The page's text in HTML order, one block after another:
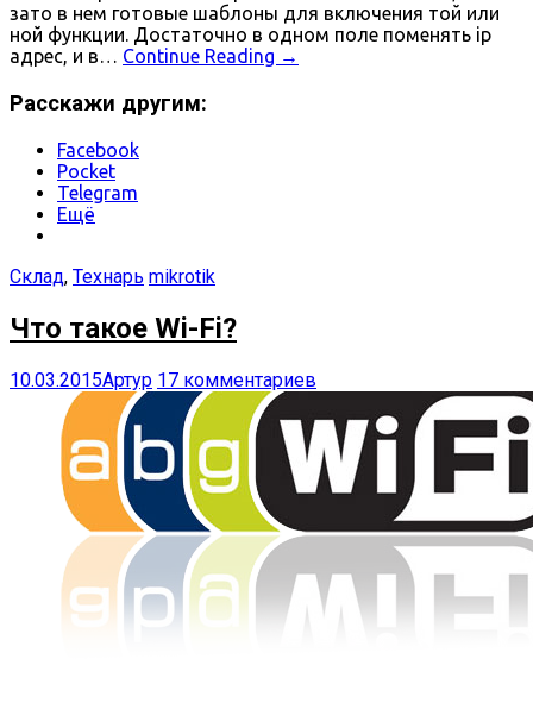
зато в нем готовые шаблоны для включения той или
ной функции. Достаточно в одном поле поменять ip
адрес, и в… Continue Reading →
Расскажи другим:
Facebook
Pocket
Telegram
Ещё
Склад, Технарь mikrotik
Что такое Wi-Fi?
10.03.2015Артур 17 комментариев